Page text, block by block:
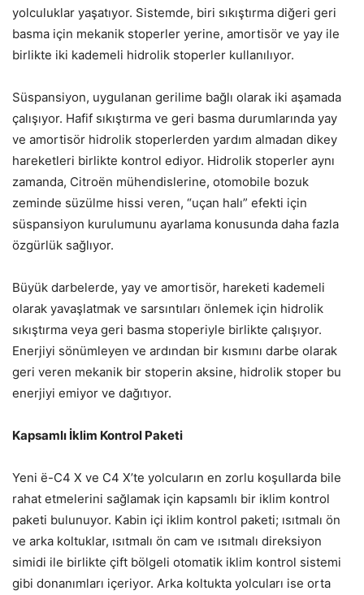
yolculuklar yaşatıyor. Sistemde, biri sıkıştırma diğeri geri
basma için mekanik stoperler yerine, amortisör ve yay ile
birlikte iki kademeli hidrolik stoperler kullanılıyor.
Süspansiyon, uygulanan gerilime bağlı olarak iki aşamada
çalışıyor. Hafif sıkıştırma ve geri basma durumlarında yay
ve amortisör hidrolik stoperlerden yardım almadan dikey
hareketleri birlikte kontrol ediyor. Hidrolik stoperler aynı
zamanda, Citroën mühendislerine, otomobile bozuk
zeminde süzülme hissi veren, “uçan halı” efekti için
süspansiyon kurulumunu ayarlama konusunda daha fazla
özgürlük sağlıyor.
Büyük darbelerde, yay ve amortisör, hareketi kademeli
olarak yavaşlatmak ve sarsıntıları önlemek için hidrolik
sıkıştırma veya geri basma stoperiyle birlikte çalışıyor.
Enerjiyi sönümleyen ve ardından bir kısmını darbe olarak
geri veren mekanik bir stoperin aksine, hidrolik stoper bu
enerjiyi emiyor ve dağıtıyor.
Kapsamlı İklim Kontrol Paketi
Yeni ë-C4 X ve C4 X’te yolcuların en zorlu koşullarda bile
rahat etmelerini sağlamak için kapsamlı bir iklim kontrol
paketi bulunuyor. Kabin içi iklim kontrol paketi; ısıtmalı ön
ve arka koltuklar, ısıtmalı ön cam ve ısıtmalı direksiyon
simidi ile birlikte çift bölgeli otomatik iklim kontrol sistemi
gibi donanımları içeriyor. Arka koltukta yolcuları ise orta